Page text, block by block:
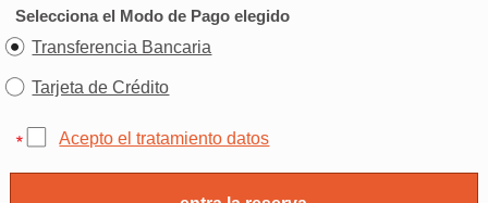
Selecciona el Modo de Pago elegido
Transferencia Bancaria
Tarjeta de Crédito
Acepto el tratamiento datos